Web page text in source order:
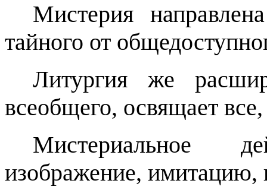
Мистерия
тайного от
Литургия же
всеобщего, освящает все,
Мистериальное
изображение, имитацию,